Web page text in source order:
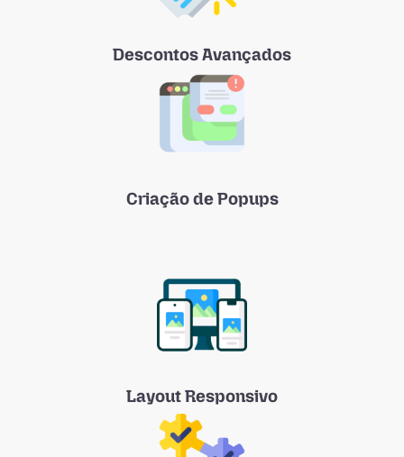
Descontos Avançados
Criação de Popups
Layout Responsivo